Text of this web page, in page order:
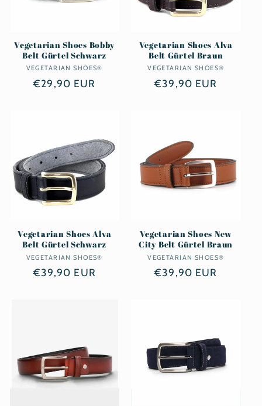
Vegetarian Shoes Bobby
Belt Gürtel Schwarz
Anbieter:
VEGETARIAN SHOES®
Normaler
€29,90 EUR
Vegetarian Shoes Alva
Belt Gürtel Braun
Anbieter:
VEGETARIAN SHOES®
Normaler
€39,90 EUR
Vegetarian Shoes Alva
Belt Gürtel Schwarz
Anbieter:
VEGETARIAN SHOES®
Normaler
€39,90 EUR
Vegetarian Shoes New
City Belt Gürtel Braun
Anbieter:
VEGETARIAN SHOES®
Normaler
€39,90 EUR